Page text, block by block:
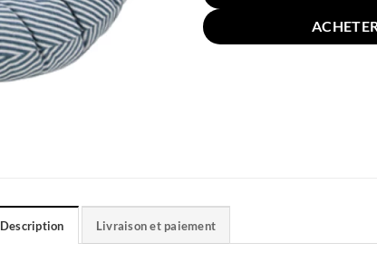
Description Livraison et paiement